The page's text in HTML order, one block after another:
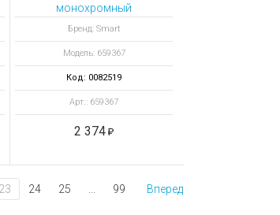
монохромный
картридж черный ВК
1200 отпечатков
Бренд: Smart
Модель: 659367
Код: 0082519
Арт.: 659367
2 374
23 24 25 99 Вперед